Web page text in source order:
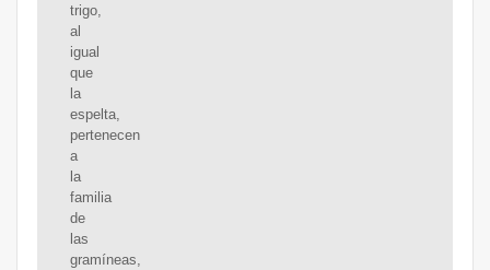
trigo,
al
igual
que
la
espelta,
pertenecen
a
la
familia
de
las
gramíneas,